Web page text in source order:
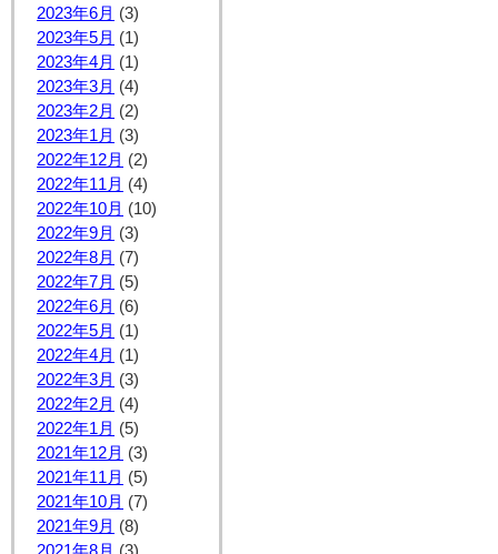
2023年6月 (3)
2023年5月 (1)
2023年4月 (1)
2023年3月 (4)
2023年2月 (2)
2023年1月 (3)
2022年12月 (2)
2022年11月 (4)
2022年10月 (10)
2022年9月 (3)
2022年8月 (7)
2022年7月 (5)
2022年6月 (6)
2022年5月 (1)
2022年4月 (1)
2022年3月 (3)
2022年2月 (4)
2022年1月 (5)
2021年12月 (3)
2021年11月 (5)
2021年10月 (7)
2021年9月 (8)